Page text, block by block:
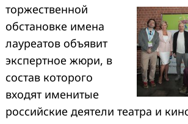
торжественной
обстановке имена
лауреатов объявит
экспертное жюри, в
состав которого
входят именитые
российские деятели театра и